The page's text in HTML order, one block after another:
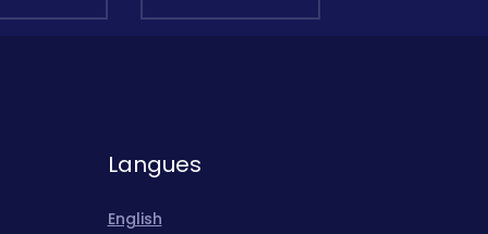
Langues
English